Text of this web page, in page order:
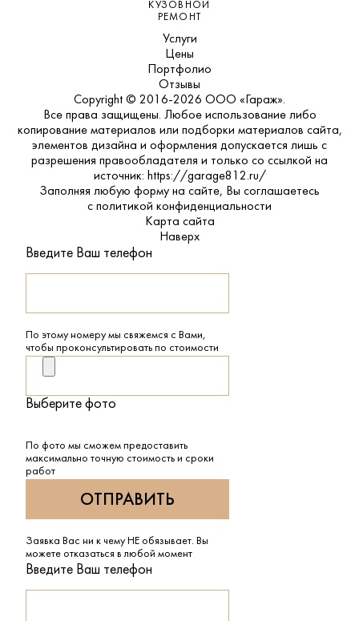
КУЗОВНОЙ
РЕМОНТ
Услуги
Цены
Портфолио
Отзывы
Copyright © 2016-2026 ООО «Гараж».
Все права защищены. Любое использование либо
копирование материалов или подборки материалов сайта,
элементов дизайна и оформления допускается лишь с
разрешения правообладателя и только со ссылкой на
источник: https://garage812.ru/
Заполняя любую форму на сайте, Вы соглашаетесь
с политикой конфиденциальности
Карта сайта
Наверх
Введите Ваш телефон
По этому номеру мы свяжемся с Вами,
чтобы проконсультировать по стоимости
Выберите фото
По фото мы сможем предоставить
максимально точную стоимость и сроки
работ
Заявка Вас ни к чему НЕ обязывает. Вы
можете отказаться в любой момент
Введите Ваш телефон